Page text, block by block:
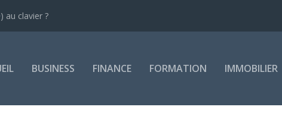
au clavier ?
BUSINESS FINANCE FORMATION IMMOBILIER